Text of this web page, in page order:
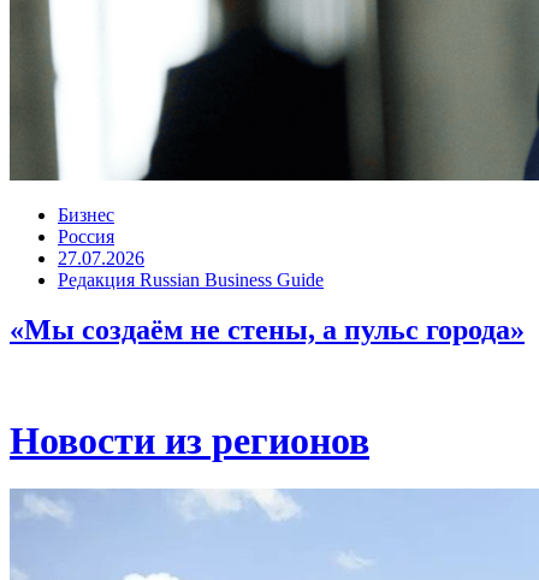
Бизнес
Россия
27.07.2026
Редакция Russian Business Guide
«Мы создаём не стены, а пульс города»
Новости из регионов